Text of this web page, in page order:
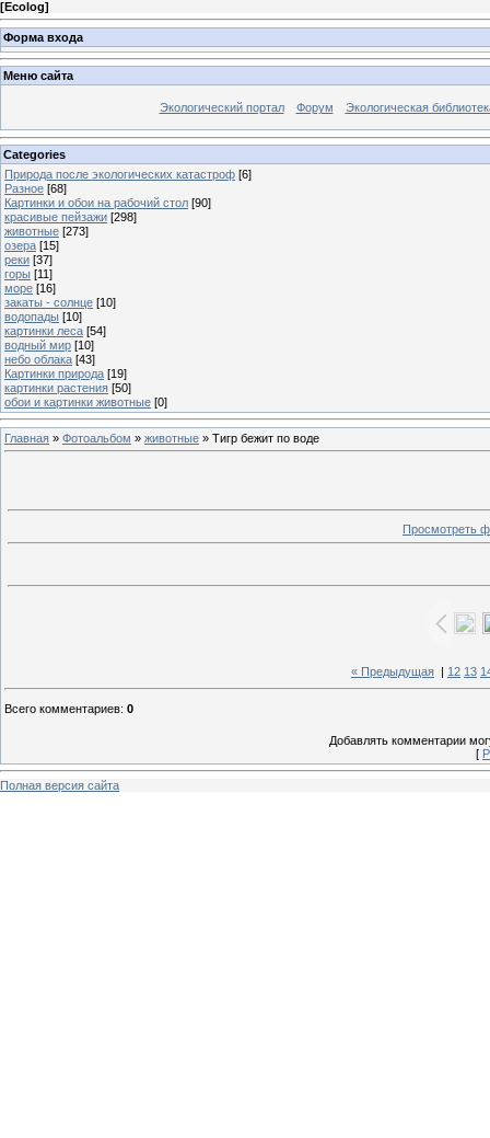
[Ecolog]
Форма входа
Меню сайта
Экологический портал Форум Экологическая
Categories
Природа после экологических катастроф [6]
Разное [68]
Картинки и обои на рабочий стол [90]
красивые пейзажи [298]
животные [273]
озера [15]
реки [37]
горы [11]
море [16]
закаты - солнце [10]
водопады [10]
картинки леса [54]
водный мир [10]
небо облака [43]
Картинки природа [19]
картинки растения [50]
обои и картинки животные [0]
Главная » Фотоальбом » животные » Тигр бежит по воде
Просмотреть
« Предыдущая 12 13
Всего комментариев: 0
Добавлять комментарии
[
Полная версия сайта